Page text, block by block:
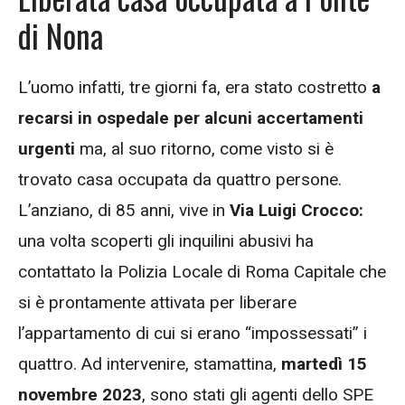
di Nona
L’uomo infatti, tre giorni fa, era stato costretto a
recarsi in ospedale per alcuni accertamenti
urgenti ma, al suo ritorno, come visto si è
trovato casa occupata da quattro persone.
L’anziano, di 85 anni, vive in Via Luigi Crocco:
una volta scoperti gli inquilini abusivi ha
contattato la Polizia Locale di Roma Capitale che
si è prontamente attivata per liberare
l’appartamento di cui si erano “impossessati” i
quattro. Ad intervenire, stamattina, martedì 15
novembre 2023, sono stati gli agenti dello SPE